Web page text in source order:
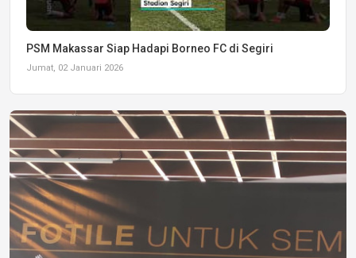
PSM Makassar Siap Hadapi Borneo FC di Segiri
Jumat, 02 Januari 2026